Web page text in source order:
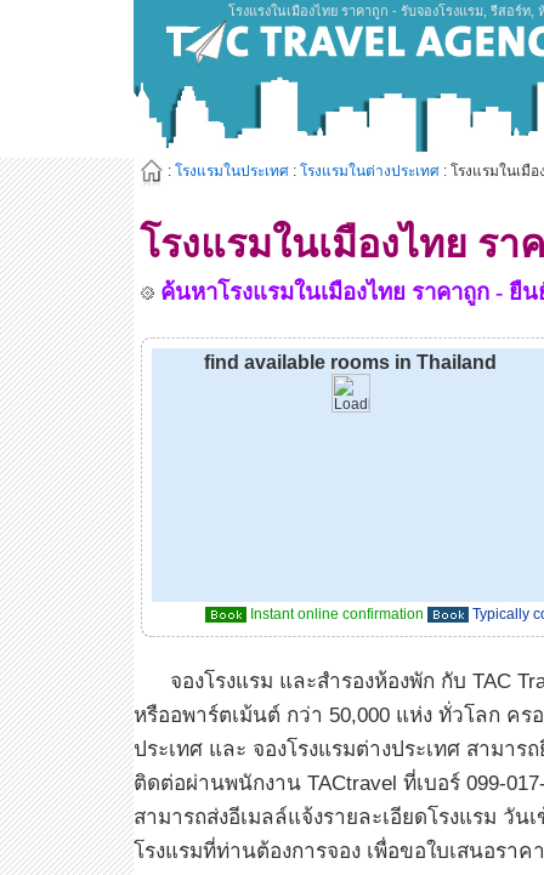
โรงแรงในเมืองไทย ราคาถูก - รับจองโรงแรม, รีสอร์ท,
: โรงแรมในประเทศ : โรงแรมในต่างประเทศ : โรงแรมในเมือ
โรงแรมในเมืองไทย รา
ค้นหาโรงแรมในเมืองไทย ราคาถูก - ยื
find available rooms in Thailand
Instant online confirmation Typically
จองโรงแรม และสำรองห้องพัก กับ TAC
หรืออพาร์ตเม้นต์ กว่า 50,000 แห่ง ทั่วโลก คร
ประเทศ และ จองโรงแรมต่างประเทศ สามา
ติดต่อผ่านพนักงาน TACtravel ที่เบอร์ 099-
สามารถส่งอีเมลล์แจ้งรายละเอียดโรงแรม วั
โรงแรมที่ท่านต้องการจอง เพื่อขอใบเสนอรา